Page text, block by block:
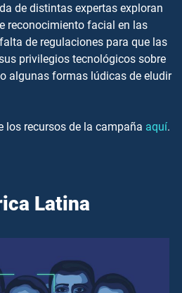
de distintas expertas exploran
reconocimiento facial en las
de regulaciones para que las
privilegios tecnológicos sobre
algunas formas lúdicas de eludir
los recursos de la campaña aquí.
Latina